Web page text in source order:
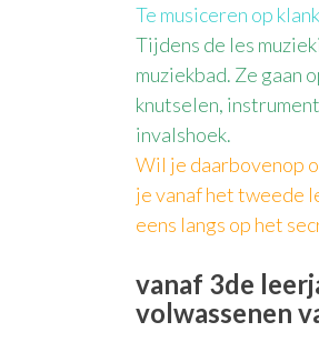
Te musiceren op
Tijdens de les
muziekbad. Ze gaan
knutselen,
invalshoek.
Wil je daarbovenop
je vanaf het tweede
eens langs op het
vanaf 3de
volwassenen